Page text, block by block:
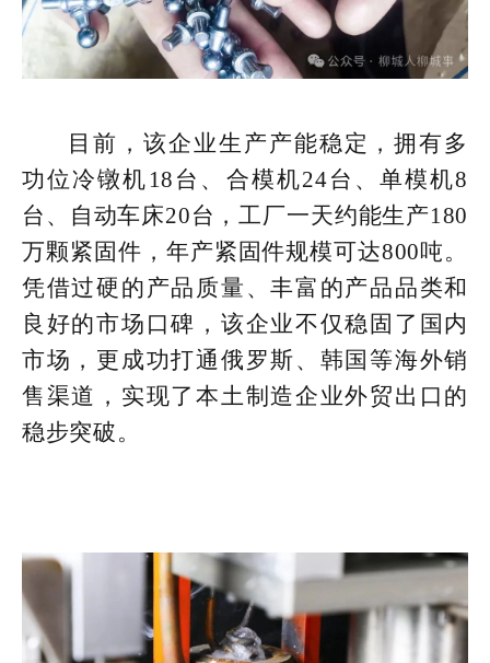
目前，该企业生产产能稳定，拥有多
功位冷镦机18台、合模机24台、单模机8
台、自动车床20台，工厂一天约能生产180
万颗紧固件，年产紧固件规模可达800吨。
凭借过硬的产品质量、丰富的产品品类和
良好的市场口碑，该企业不仅稳固了国内
市场，更成功打通俄罗斯、韩国等海外销
售渠道，实现了本土制造企业外贸出口的
稳步突破。